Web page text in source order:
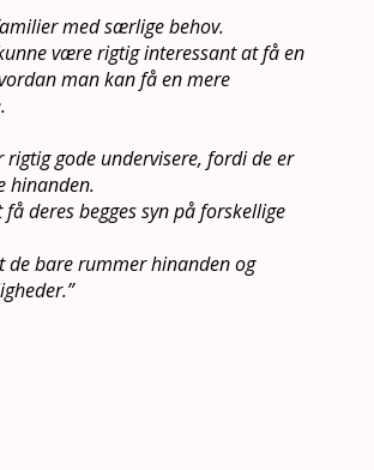
med særlige behov.
være rigtig interessant at få en
man kan få en mere
rigtig gode undervisere, fordi de er
hinanden.
deres begges syn på forskellige
de bare rummer hinanden og